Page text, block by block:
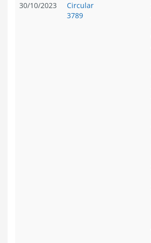
30/10/2023
Circular
3789